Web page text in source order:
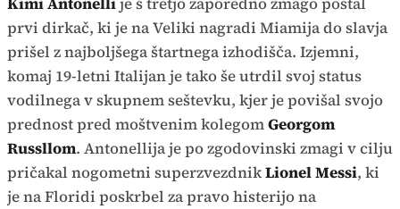
prvi dirkač, ki je na Veliki nagradi Miamija do slavja
prišel z najboljšega štartnega izhodišča. Izjemni,
komaj 19-letni Italijan je tako še utrdil svoj status
vodilnega v skupnem seštevku, kjer je povišal svojo
prednost pred moštvenim kolegomGeorgom
Russllom. Antonellija je po zgodovinski zmagi v cilju
pričakal nogometni superzvezdnikLionel Messi, ki
je na Floridi poskrbel za pravo histerijo na